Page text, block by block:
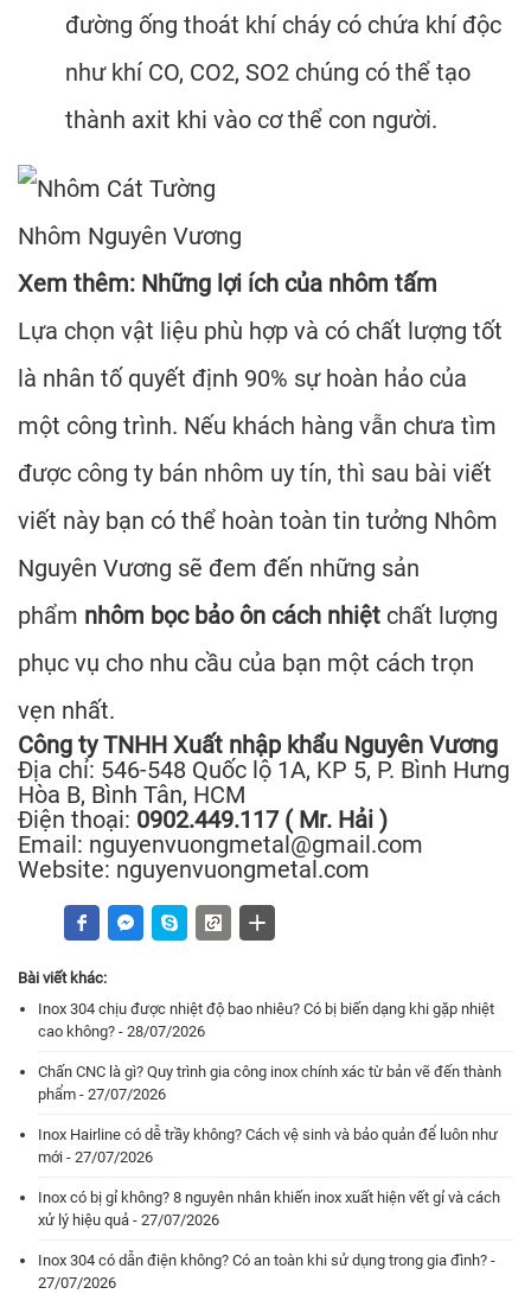
đường ống thoát khí cháy có chứa khí độc
như khí CO, CO2, SO2 chúng có thể tạo
thành axit khi vào cơ thể con người.
Nhôm Nguyên Vương
Xem thêm: Những lợi ích của nhôm tấm
Lựa chọn vật liệu phù hợp và có chất lượng tốt
là nhân tố quyết định 90% sự hoàn hảo của
một công trình. Nếu khách hàng vẫn chưa tìm
được công ty bán nhôm uy tín, thì sau bài viết
viết này bạn có thể hoàn toàn tin tưởng Nhôm
Nguyên Vương sẽ đem đến những sản
phẩm nhôm bọc bảo ôn cách nhiệt chất lượng
phục vụ cho nhu cầu của bạn một cách trọn
vẹn nhất.
Công ty TNHH Xuất nhập khẩu Nguyên Vương
Địa chỉ: 546-548 Quốc lộ 1A, KP 5, P. Bình Hưng
Hòa B, Bình Tân, HCM
Điện thoại: 0902.449.117 ( Mr. Hải )
Email: nguyenvuongmetal@gmail.com
Website: nguyenvuongmetal.com
Bài viết khác:
Inox 304 chịu được nhiệt độ bao nhiêu? Có bị biến dạng khi gặp nhiệt
cao không? - 28/07/2026
Chấn CNC là gì? Quy trình gia công inox chính xác từ bản vẽ đến thành
phẩm - 27/07/2026
Inox Hairline có dễ trầy không? Cách vệ sinh và bảo quản để luôn như
mới - 27/07/2026
Inox có bị gỉ không? 8 nguyên nhân khiến inox xuất hiện vết gỉ và cách
xử lý hiệu quả - 27/07/2026
Inox 304 có dẫn điện không? Có an toàn khi sử dụng trong gia đình? -
27/07/2026